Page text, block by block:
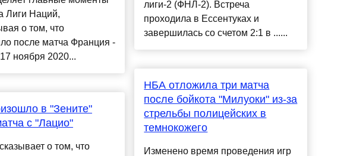
Лиги Наций,
о том, что
после матча Франция -
ноября 2020...
в "Зените"
с "Лацио"
о том, что
лиги-2 (ФНЛ-2). Встреча
проходила в Ессентуках и
завершилась со счетом 2:1 в ......
НБА отложила три матча
после бойкота "Милуоки" из-за
стрельбы полицейских в
темнокожего
Изменено время проведения игр